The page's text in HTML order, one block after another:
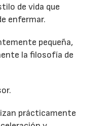
de vida que
enfermar.
pequeña,
la filosofía de
prácticamente